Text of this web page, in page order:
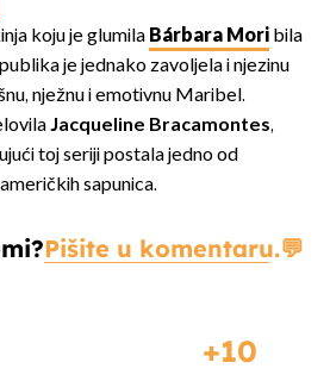
koju je glumila Bárbara Mori bila
je jednako zavoljela i njezinu
nježnu i emotivnu Maribel.
Jacqueline Bracamontes,
toj seriji postala jedno od
sapunica.
Pišite u komentaru.
10